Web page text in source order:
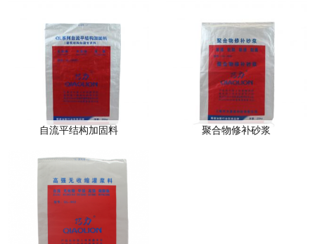
自流平结构加固料 聚合物修补砂浆